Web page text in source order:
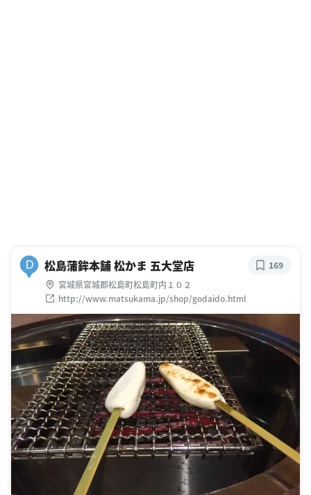
D 松島蒲鉾本舗 松かま 五大堂店
宮城県宮城郡松島町松島町内１０２
http://www.matsukama.jp/shop/godaido.html
169